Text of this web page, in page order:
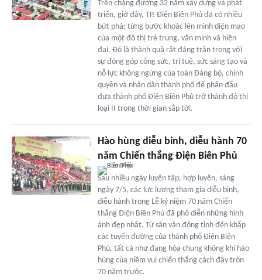
Trên chặng đường 32 năm xây dựng và phát
triển, giờ đây, TP. Điện Biên Phủ đã có nhiều
bứt phá; từng bước khoác lên mình diện mạo
của một đô thị trẻ trung, văn minh và hiện
đại. Đó là thành quả rất đáng trân trọng với
sự đóng góp công sức, trí tuệ, sức sáng tạo và
nỗ lực không ngừng của toàn Đảng bộ, chính
quyền và nhân dân thành phố để phấn đấu
đưa thành phố Điện Biên Phủ trở thành đô thị
loại II trong thời gian sắp tới.
Hào hùng diễu binh, diễu hành 70
năm Chiến thắng Điện Biên Phủ
Sau nhiều ngày luyện tập, hợp luyện, sáng
ngày 7/5, các lực lượng tham gia diễu binh,
diễu hành trong Lễ kỷ niệm 70 năm Chiến
thắng Điện Biên Phủ đã phô diễn những hình
ảnh đẹp nhất. Từ sân vận động tỉnh đến khắp
các tuyến đường của thành phố Điện Biên
Phủ, tất cả như đang hòa chung không khí hào
hùng của niềm vui chiến thắng cách đây tròn
70 năm trước.